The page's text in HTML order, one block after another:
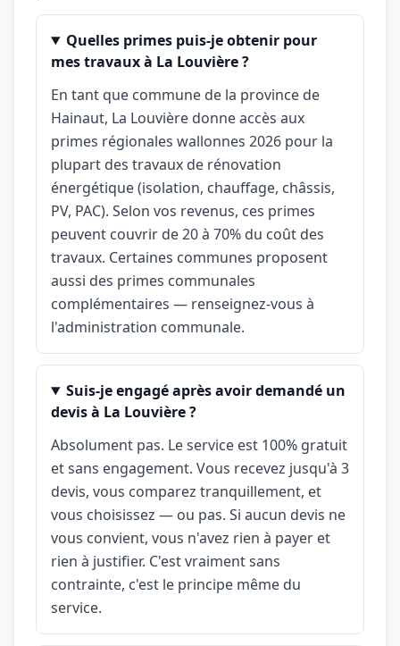
Quelles primes puis-je obtenir pour
mes travaux à La Louvière ?
En tant que commune de la province de
Hainaut, La Louvière donne accès aux
primes régionales wallonnes 2026 pour la
plupart des travaux de rénovation
énergétique (isolation, chauffage, châssis,
PV, PAC). Selon vos revenus, ces primes
peuvent couvrir de 20 à 70% du coût des
travaux. Certaines communes proposent
aussi des primes communales
complémentaires — renseignez-vous à
l'administration communale.
Suis-je engagé après avoir demandé un
devis à La Louvière ?
Absolument pas. Le service est 100% gratuit
et sans engagement. Vous recevez jusqu'à 3
devis, vous comparez tranquillement, et
vous choisissez — ou pas. Si aucun devis ne
vous convient, vous n'avez rien à payer et
rien à justifier. C'est vraiment sans
contrainte, c'est le principe même du
service.